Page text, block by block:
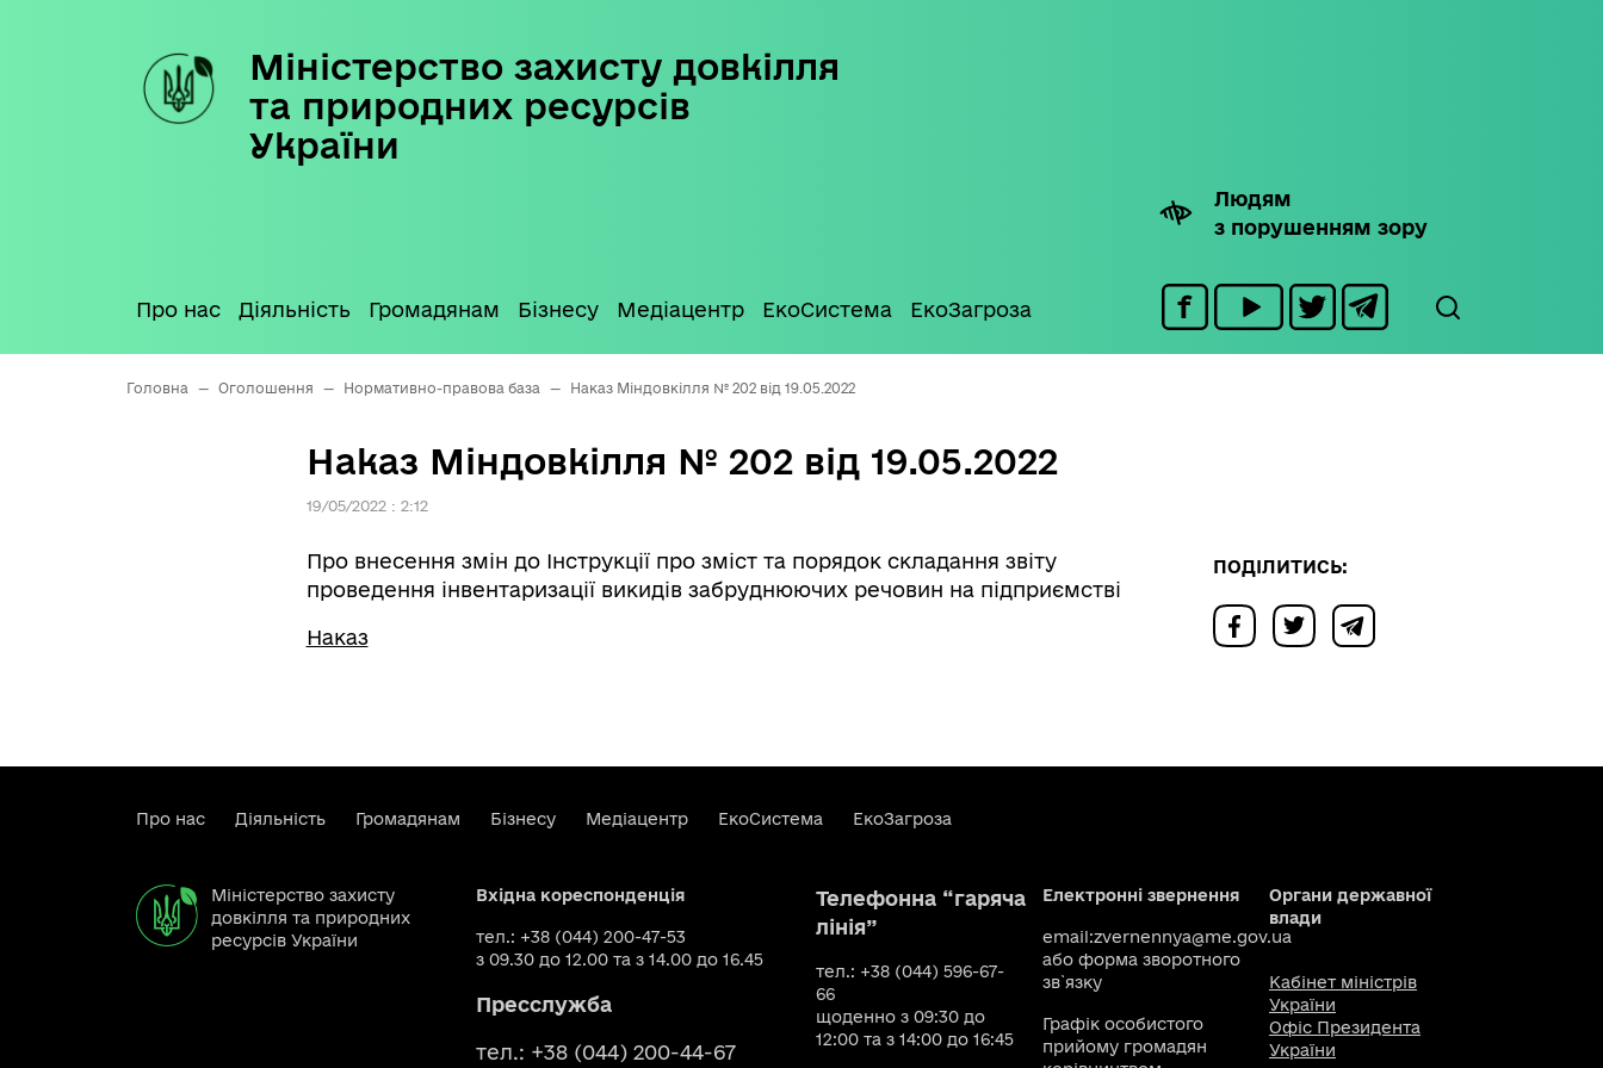
Міністерство захисту довкілля
та природних ресурсів
України
Людям
з порушенням зору
Про нас Діяльність Громадянам Бізнесу Медіацентр ЕкоСистема ЕкоЗагроза
Головна — Оголошення — Нормативно-правова база — Наказ Міндовкілля № 202 від 19.05.2022
Наказ Міндовкілля № 202 від 19.05.2022
19/05/2022 : 2:12
Про внесення змін до Інструкції про зміст та порядок складання звіту
проведення інвентаризації викидів забруднюючих речовин на підприємстві
Наказ
ПОДІЛИТИСЬ:
Про нас Діяльність Громадянам Бізнесу Медіацентр ЕкоСистема ЕкоЗагроза
Міністерство захисту
довкілля та природних
ресурсів України
Вхідна кореспонденція
тел.: +38 (044) 200-47-53
з 09.30 до 12.00 та з 14.00 до 16.45
Пресслужба
тел.: +38 (044) 200-44-67
Телефонна “гаряча
лінія”
тел.: +38 (044) 596-67-
66
щоденно з 09:30 до
12:00 та з 14:00 до 16:45
Електронні звернення
email:zvernennya@me.gov.ua
або форма зворотного
зв`язку
Графік особистого
прийому громадян
Органи державної
влади
Кабінет міністрів
України
Офіс Президента
України